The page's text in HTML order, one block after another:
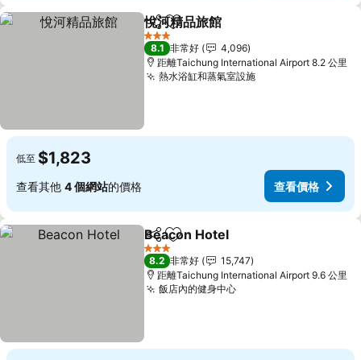
分享 加入我的最愛
悅河精品旅館
3 星級
8.1 非常好
4,096
距離Taichung International Airport 8.2 公里
熱水浴缸和蒸氣室設施
低至 $1,823
查看其他 4 個網站的價格 查看價格
分享 加入我的最愛
Beacon Hotel
3 星級
8.2 非常好
15,747
距離Taichung International Airport 9.6 公里
飯店內的健身中心